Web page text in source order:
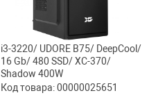
i3-3220/ UDORE B75/ DeepCool/
16 Gb/ 480 SSD/ XC-370/
Shadow 400W
Код товара: 00000025651